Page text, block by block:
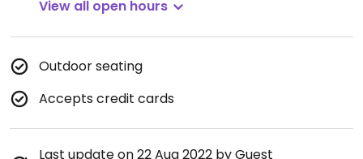
View all open hours
Outdoor seating
Accepts credit cards
Last update on 22 Aug 2022 by Guest